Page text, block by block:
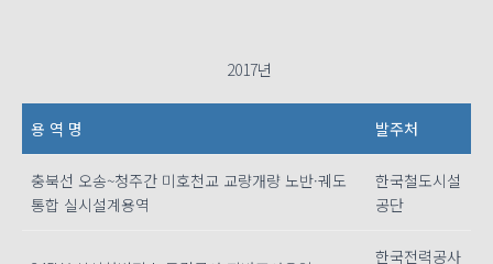
2017년
용 역 명 발주처
충북선 오송~청주간 미호천교 교량개량 노반·궤도
통합 실시설계용역
한국철도시설
공단
한국전력공사